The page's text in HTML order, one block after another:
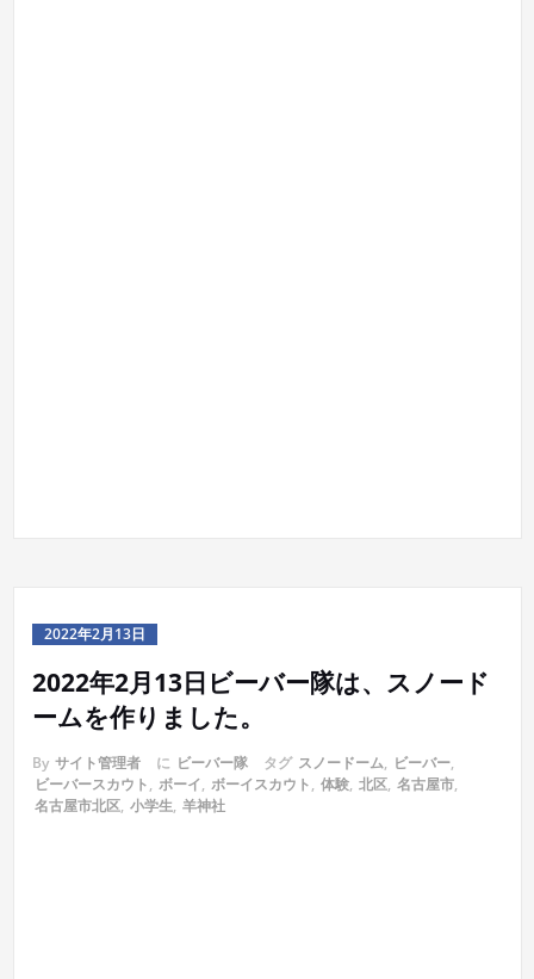
2022年2月13日
2022年2月13日ビーバー隊は、スノード
ームを作りました。
By サイト管理者 に ビーバー隊 タグ スノードーム, ビーバー,
ビーバースカウト, ボーイ, ボーイスカウト, 体験, 北区, 名古屋市,
名古屋市北区, 小学生, 羊神社